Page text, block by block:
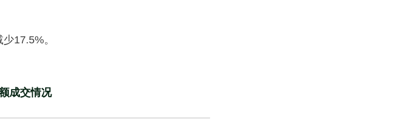
17.5%。
成交情况